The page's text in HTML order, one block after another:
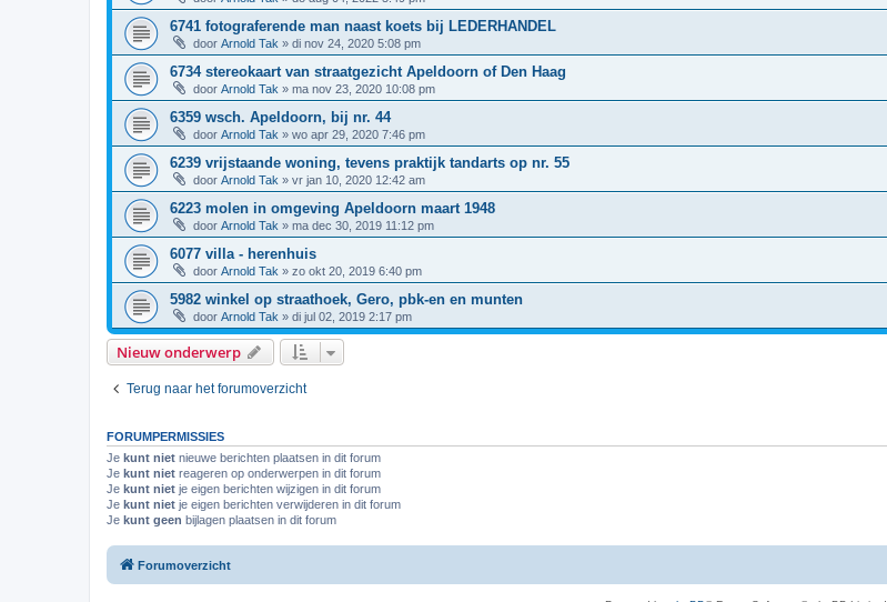
6741 fotograferende man naast koets bij LEDERHANDEL
door Arnold Tak » di nov 24, 2020 5:08 pm
6734 stereokaart van straatgezicht Apeldoorn of Den Haag
door Arnold Tak » ma nov 23, 2020 10:08 pm
6359 wsch. Apeldoorn, bij nr. 44
door Arnold Tak » wo apr 29, 2020 7:46 pm
6239 vrijstaande woning, tevens praktijk tandarts op nr. 55
door Arnold Tak » vr jan 10, 2020 12:42 am
6223 molen in omgeving Apeldoorn maart 1948
door Arnold Tak » ma dec 30, 2019 11:12 pm
6077 villa - herenhuis
door Arnold Tak » zo okt 20, 2019 6:40 pm
5982 winkel op straathoek, Gero, pbk-en en munten
door Arnold Tak » di jul 02, 2019 2:17 pm
Nieuw onderwerp
Terug naar het forumoverzicht
FORUMPERMISSIES
Je kunt niet nieuwe berichten plaatsen in dit forum
Je kunt niet reageren op onderwerpen in dit forum
Je kunt niet je eigen berichten wijzigen in dit forum
Je kunt niet je eigen berichten verwijderen in dit forum
Je kunt geen bijlagen plaatsen in dit forum
Forumoverzicht